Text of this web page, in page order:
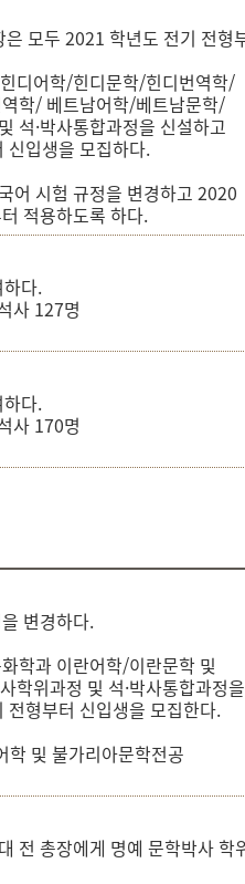
모두 2021 학년도 전기 전형
디어학/힌디문학/힌디번역학/
학/ 베트남어학/베트남문학/
석·박사통합과정을 신설하고
입생을 모집하다.
어 시험 규정을 변경하고 2020
적용하도록 하다.
다.
사 127명
다.
사 170명
변경하다.
학과 이란어학/이란문학 및
학위과정 및 석·박사통합과정을
형부터 신입생을 모집한다.
학 및 불가리아문학전공
전 총장에게 명예 문학박사 학